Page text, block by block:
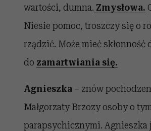
wartości, dumna. Zmysłowa.
Niesie pomoc, troszczy się o
rządzić. Może mieć
do zamartwiania się.
Agnieszka – znów
Małgorzaty Brzozy osoby o
parapsychicznymi. Agnieszka